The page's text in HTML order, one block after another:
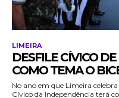
LIMEIRA
DESFILE CÍVICO
COMO TEMA O
No ano em que Limeira
Cívico da Independência terá